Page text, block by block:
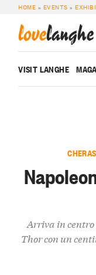
HOME » EVENTS »
lovelanghe
VISIT LANGHE
Arriva in
Thor con un